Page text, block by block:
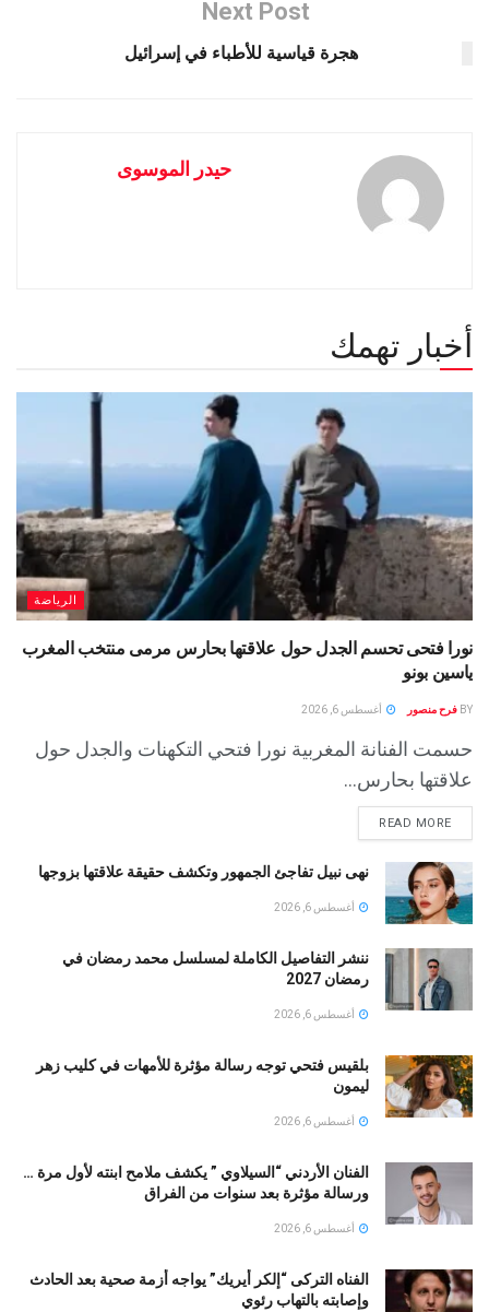
Next Post
هجرة قياسية للأطباء في إسرائيل
حيدر الموسوى
أخبار تهمك
الرياضة
نورا فتحى تحسم الجدل حول علاقتها بحارس مرمى منتخب المغرب
ياسين بونو ‏
BY فرح منصور أغسطس 6, 2026
حسمت الفنانة المغربية نورا فتحي التكهنات والجدل حول
علاقتها بحارس...
READ MORE
نهى نبيل تفاجئ الجمهور وتكشف حقيقة علاقتها بزوجها
أغسطس 6, 2026
ننشر التفاصيل الكاملة لمسلسل محمد رمضان في
رمضان 2027
أغسطس 6, 2026
بلقيس فتحي توجه رسالة مؤثرة للأمهات في كليب زهر
ليمون ‏
أغسطس 6, 2026
الفنان الأردني “السيلاوي ” يكشف ملامح ابنته لأول مرة …
ورسالة مؤثرة بعد سنوات من الفراق
أغسطس 6, 2026
الفناه التركى “إلكر أيريك” يواجه أزمة صحية بعد الحادث
وإصابته بالتهاب رئوي